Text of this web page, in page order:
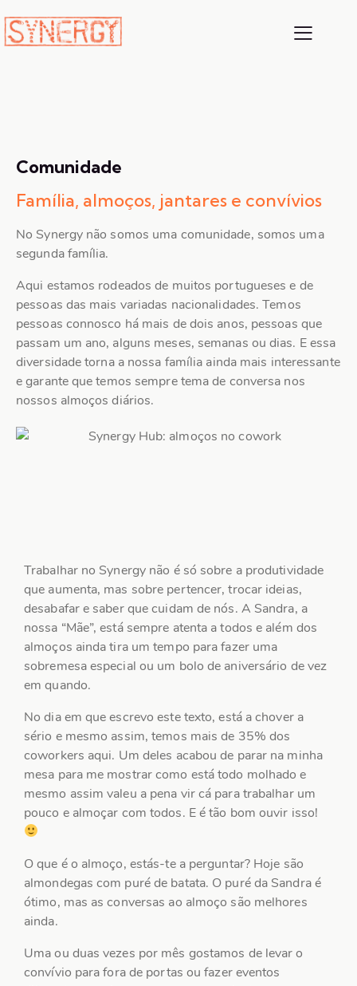
Comunidade
Família, almoços, jantares e convívios
No Synergy não somos uma comunidade, somos uma
segunda família.
Aqui estamos rodeados de muitos portugueses e de
pessoas das mais variadas nacionalidades. Temos
pessoas connosco há mais de dois anos, pessoas que
passam um ano, alguns meses, semanas ou dias. E essa
diversidade torna a nossa família ainda mais interessante
e garante que temos sempre tema de conversa nos
nossos almoços diários.
Trabalhar no Synergy não é só sobre a produtividade
que aumenta, mas sobre pertencer, trocar ideias,
desabafar e saber que cuidam de nós. A Sandra, a
nossa “Mãe”, está sempre atenta a todos e além dos
almoços ainda tira um tempo para fazer uma
sobremesa especial ou um bolo de aniversário de vez
em quando.
No dia em que escrevo este texto, está a chover a
sério e mesmo assim, temos mais de 35% dos
coworkers aqui. Um deles acabou de parar na minha
mesa para me mostrar como está todo molhado e
mesmo assim valeu a pena vir cá para trabalhar um
pouco e almoçar com todos. E é tão bom ouvir isso!
O que é o almoço, estás-te a perguntar? Hoje são
almondegas com puré de batata. O puré da Sandra é
ótimo, mas as conversas ao almoço são melhores
ainda.
Uma ou duas vezes por mês gostamos de levar o
convívio para fora de portas ou fazer eventos